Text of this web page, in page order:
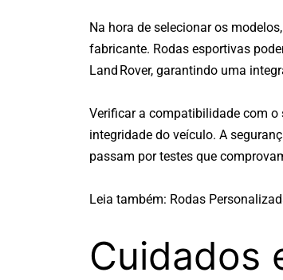
Na hora de selecionar os
fabricante. Rodas esportivas
Land Rover, garantindo uma
Verificar a compatibilidade com o
integridade do veículo. A
passam por testes que
Leia também: Rodas
Cuidados